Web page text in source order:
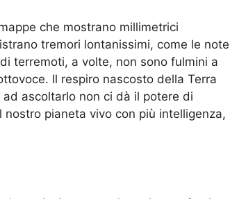
che mostrano millimetrici
tremori lontanissimi, come le note
terremoti, a volte, non sono fulmini a
Il respiro nascosto della Terra
ascoltarlo non ci dà il potere di
pianeta vivo con più intelligenza,